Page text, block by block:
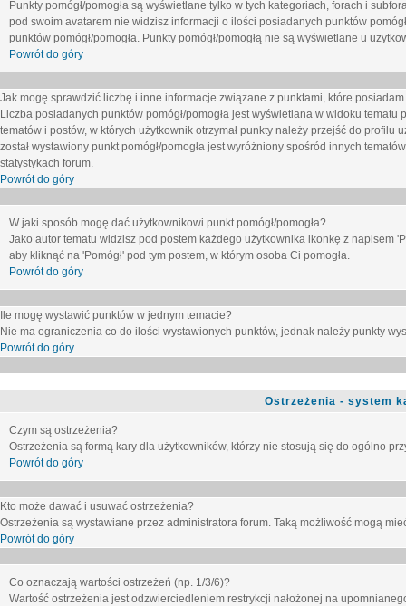
Punkty pomógł/pomogła są wyświetlane tylko w tych kategoriach, forach i
pod swoim avatarem nie widzisz informacji o ilości posiadanych punktów
punktów pomógł/pomogła. Punkty pomógł/pomogłą nie są wyświetlane u
Powrót do góry
Jak mogę sprawdzić liczbę i inne informacje związane z punktami, które
Liczba posiadanych punktów pomógł/pomogła jest wyświetlana w widoku
tematów i postów, w których użytkownik otrzymał punkty należy przejść do
został wystawiony punkt pomógł/pomogła jest wyróżniony spośród innych
statystykach forum.
Powrót do góry
W jaki sposób mogę dać użytkownikowi punkt pomógł/pomogła?
Jako autor tematu widzisz pod postem każdego użytkownika ikonkę z napisem
aby kliknąć na 'Pomógł' pod tym postem, w którym osoba Ci pomogła.
Powrót do góry
Ile mogę wystawić punktów w jednym temacie?
Nie ma ograniczenia co do ilości wystawionych punktów, jednak należy punkty
Powrót do góry
Ostrzeżenia - system
Czym są ostrzeżenia?
Ostrzeżenia są formą kary dla użytkowników, którzy nie stosują się do ogólno
Powrót do góry
Kto może dawać i usuwać ostrzeżenia?
Ostrzeżenia są wystawiane przez administratora forum. Taką możliwość mogą
Powrót do góry
Co oznaczają wartości ostrzeżeń (np. 1/3/6)?
Wartość ostrzeżenia jest odzwierciedleniem restrykcji nałożonej na